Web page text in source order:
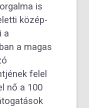
is
közép-
a
a magas
felel
nő a 100